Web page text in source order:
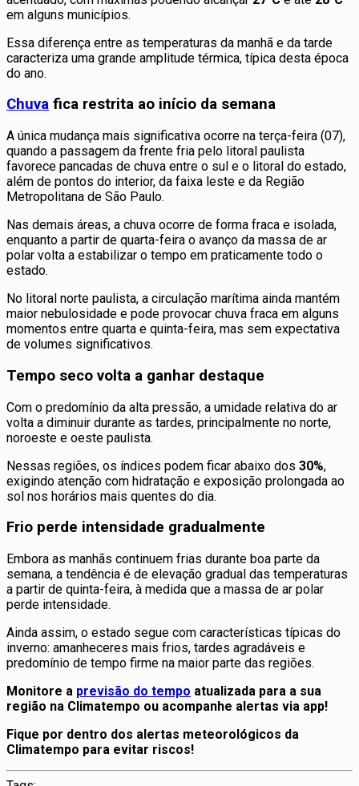
em alguns municípios.
Essa diferença entre as temperaturas da manhã e da tarde
caracteriza uma grande amplitude térmica, típica desta época
do ano.
Chuva fica restrita ao início da semana
A única mudança mais significativa ocorre na terça-feira (07),
quando a passagem da frente fria pelo litoral paulista
favorece pancadas de chuva entre o sul e o litoral do estado,
além de pontos do interior, da faixa leste e da Região
Metropolitana de São Paulo.
Nas demais áreas, a chuva ocorre de forma fraca e isolada,
enquanto a partir de quarta-feira o avanço da massa de ar
polar volta a estabilizar o tempo em praticamente todo o
estado.
No litoral norte paulista, a circulação marítima ainda mantém
maior nebulosidade e pode provocar chuva fraca em alguns
momentos entre quarta e quinta-feira, mas sem expectativa
de volumes significativos.
Tempo seco volta a ganhar destaque
Com o predomínio da alta pressão, a umidade relativa do ar
volta a diminuir durante as tardes, principalmente no norte,
noroeste e oeste paulista.
Nessas regiões, os índices podem ficar abaixo dos 30%,
exigindo atenção com hidratação e exposição prolongada ao
sol nos horários mais quentes do dia.
Frio perde intensidade gradualmente
Embora as manhãs continuem frias durante boa parte da
semana, a tendência é de elevação gradual das temperaturas
a partir de quinta-feira, à medida que a massa de ar polar
perde intensidade.
Ainda assim, o estado segue com características típicas do
inverno: amanheceres mais frios, tardes agradáveis e
predomínio de tempo firme na maior parte das regiões.
Monitore a previsão do tempo atualizada para a sua
região na Climatempo ou acompanhe alertas via app!
Fique por dentro dos alertas meteorológicos da
Climatempo para evitar riscos!